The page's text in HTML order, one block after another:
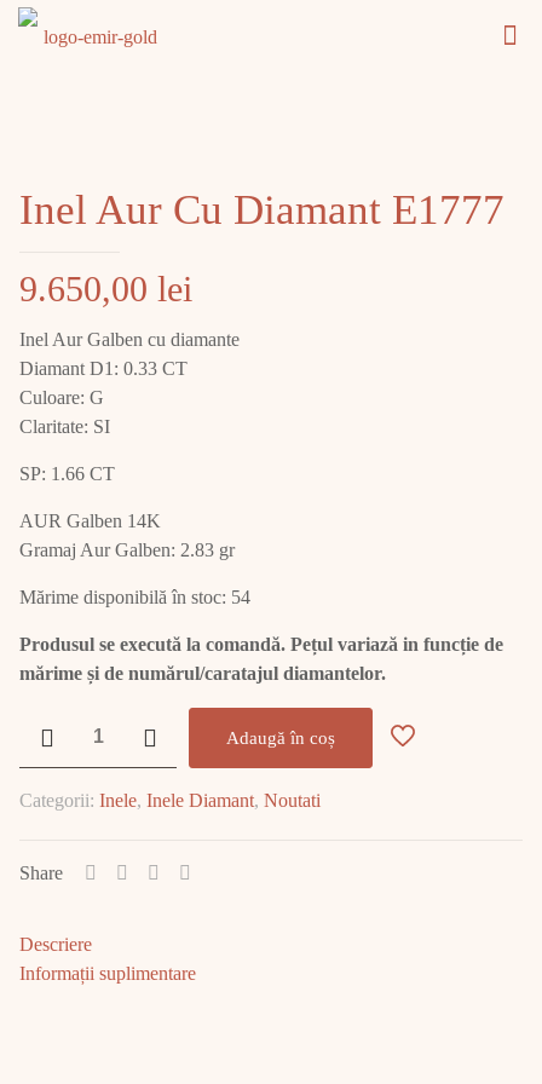
Inel Aur Cu Diamant E1777
9.650,00 lei
Inel Aur Galben cu diamante
Diamant D1: 0.33 CT
Culoare: G
Claritate: SI
SP: 1.66 CT
AUR Galben 14K
Gramaj Aur Galben: 2.83 gr
Mărime disponibilă în stoc: 54
Produsul se execută la comandă. Pețul variază in funcție de
mărime și de numărul/caratajul diamantelor.
Inel
Cu
E1777
Adaugă în coș
Categorii: Inele, Inele Diamant, Noutati
Share
Descriere
Informații suplimentare